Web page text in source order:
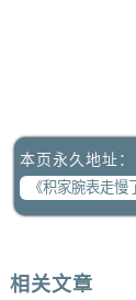
本页永久地址：
相关文章